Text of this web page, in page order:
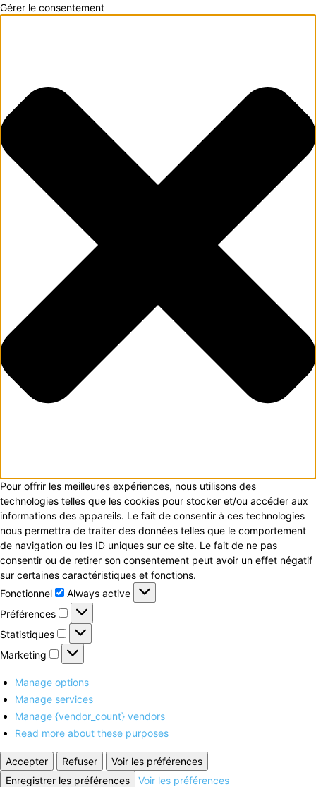
Gérer le consentement
Pour offrir les meilleures expériences, nous utilisons des
technologies telles que les cookies pour stocker et/ou accéder aux
informations des appareils. Le fait de consentir à ces technologies
nous permettra de traiter des données telles que le comportement
de navigation ou les ID uniques sur ce site. Le fait de ne pas
consentir ou de retirer son consentement peut avoir un effet négatif
sur certaines caractéristiques et fonctions.
Fonctionnel
Fonctionnel
Always active
Préférences
Préférences
Statistiques
Statistiques
Marketing
Marketing
Manage options
Manage services
Manage {vendor_count} vendors
Read more about these purposes
Accepter Refuser
Voir les préférences
Enregistrer les préférences
Voir les préférences